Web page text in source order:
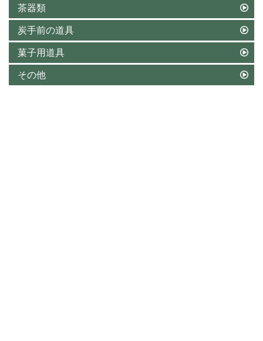
茶器類
炭手前の道具
菓子用道具
その他